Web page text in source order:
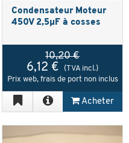
Condensateur Moteur
450V 2,5µF à cosses
10,20 €
6,12 €
(TVA incl.)
Prix web, frais de port non inclus
Acheter